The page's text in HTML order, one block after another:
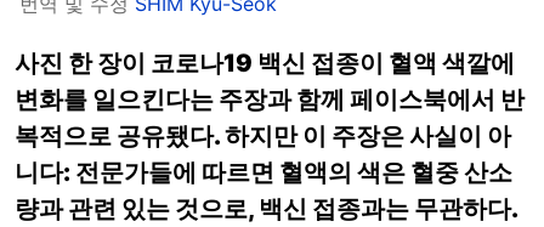
사진 한 장이 코로나19 백신 접종이 혈액 색깔에
변화를 일으킨다는 주장과 함께 페이스북에서 반
복적으로 공유됐다.하지만 이 주장은 사실이 아
니다: 전문가들에 따르면 혈액의 색은 혈중 산소
량과 관련 있는 것으로, 백신 접종과는 무관하다.